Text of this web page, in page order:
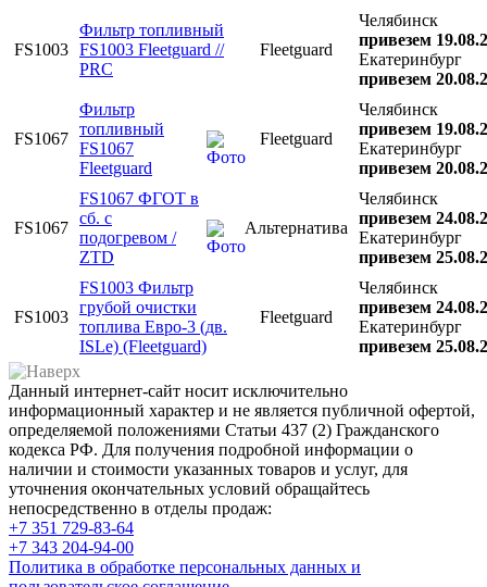
FS1003
Фильтр топливный
FS1003 Fleetguard //
PRC
Fleetguard
Челябинск
привезем
Екатеринбург
привезем
FS1067
Фильтр
топливный
FS1067
Fleetguard
Fleetguard
Челябинск
привезем
Екатеринбург
привезем
FS1067
FS1067 ФГОТ в
сб. с
подогревом /
ZTD
Альтернатива
Челябинск
привезем
Екатеринбург
привезем
FS1003
FS1003 Фильтр
грубой очистки
топлива Евро-3 (дв.
ISLe) (Fleetguard)
Fleetguard
Челябинск
привезем
Екатеринбург
привезем
Данный интернет-сайт носит исключительно
информационный характер и не является публичной офертой,
определяемой положениями Статьи 437 (2) Гражданского
кодекса РФ. Для получения подробной информации о
наличии и стоимости указанных товаров и услуг, для
уточнения окончательных условий обращайтесь
непосредственно в отделы продаж:
+7 351 729-83-64
+7 343 204-94-00
Политика в обработке персональных данных и